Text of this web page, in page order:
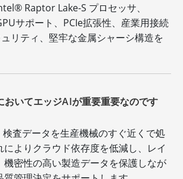
Raptor Lake-S プロセッサ、
サポート、PCIe拡張性、産業用接続
リティ、堅牢な金属シャーシ構造を
おいてエッジAIが重要重要なのです
査データを生産機械のすぐ近くで処
よりクラウド依存度を低減し、レイ
機密性の高い製造データを保護しなが